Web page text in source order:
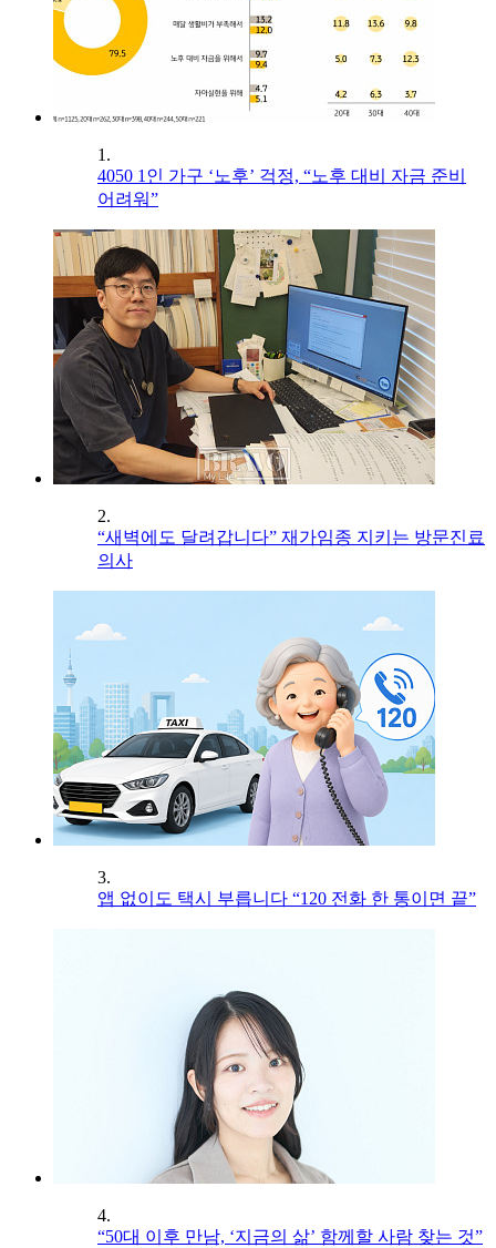
1.
4050 1인 가구 ‘노후’ 걱정, “노후 대비 자금 준비
어려워”
2.
“새벽에도 달려갑니다” 재가임종 지키는 방문진료
의사
3.
앱 없이도 택시 부릅니다 “120 전화 한 통이면 끝”
4.
“50대 이후 만남, ‘지금의 삶’ 함께할 사람 찾는 것”